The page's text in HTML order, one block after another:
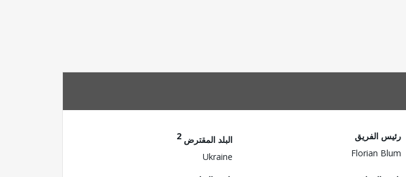
رئيس الفريق
Florian Blum
البلد المقترض 2
Ukraine